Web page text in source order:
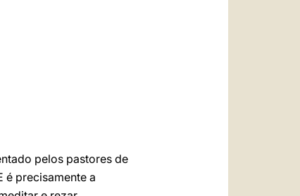
pelos pastores de
é precisamente a